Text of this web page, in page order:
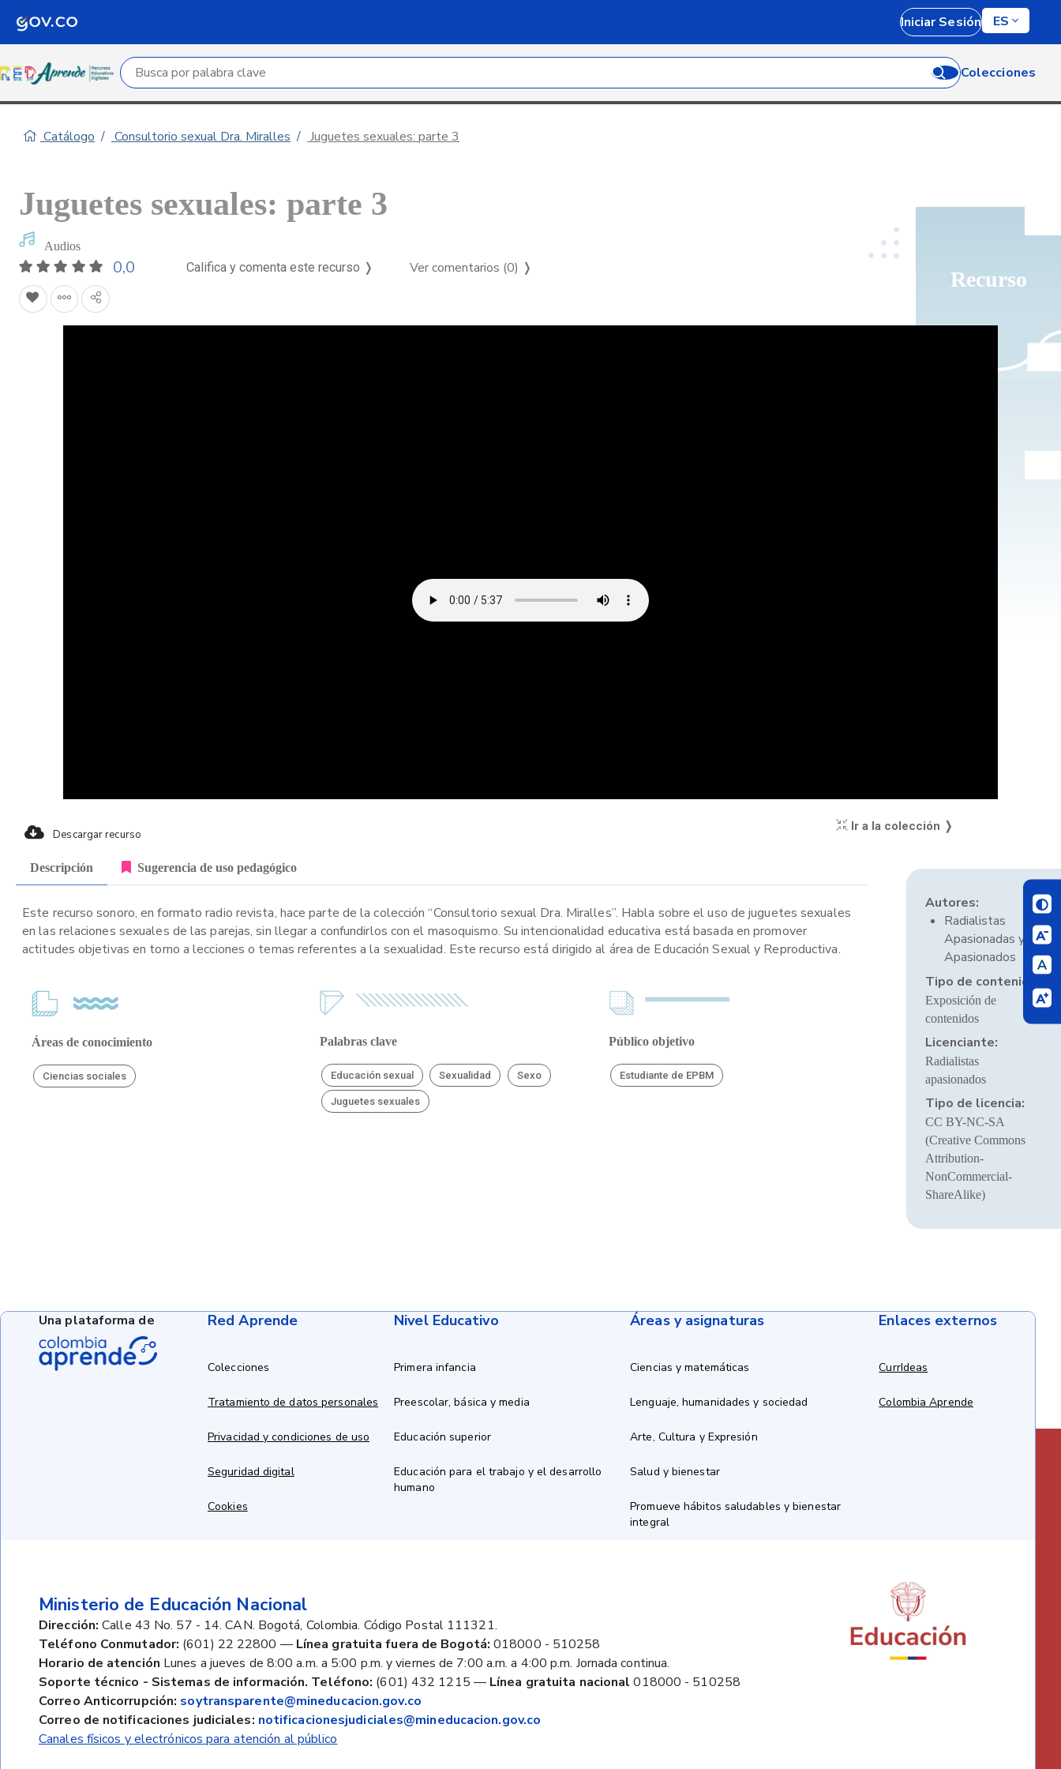
Iniciar Sesión ES
Campo de búsqueda por palabra clave Colecciones
Catálogo Consultorio sexual Dra. Miralles Juguetes sexuales: parte 3
Recurso
Juguetes sexuales: parte 3
Audios
0,0 Califica y comenta este recurso ❭ Ver comentarios (0) ❭
Descargar recurso
Ir a la colección ❭
Descripción Sugerencia de uso pedagógico
Este recurso sonoro, en formato radio revista, hace parte de la colección “Consultorio sexual Dra. Miralles”. Habla sobre el uso de juguetes sexuales
en las relaciones sexuales de las parejas, sin llegar a confundirlos con el masoquismo. Su intencionalidad educativa está basada en promover
actitudes objetivas en torno a lecciones o temas referentes a la sexualidad. Este recurso está dirigido al área de Educación Sexual y Reproductiva.
Áreas de conocimiento
Ciencias sociales
Palabras clave
Educación sexual Sexualidad Sexo
Juguetes sexuales
Público objetivo
Estudiante de EPBM
Autores:
Radialistas
Apasionadas y
Apasionados
Tipo de contenido:
Exposición de
contenidos
Licenciante:
Radialistas
apasionados
Tipo de licencia:
CC BY-NC-SA
(Creative Commons
Attribution-
NonCommercial-
ShareAlike)
Red Aprende
Colecciones
Tratamiento de datos personales
Privacidad y condiciones de uso
Seguridad digital
Cookies
Nivel Educativo
Primera infancia
Preescolar, básica y media
Educación superior
Educación para el trabajo y el desarrollo
humano
Áreas y asignaturas
Ciencias y matemáticas
Lenguaje, humanidades y sociedad
Arte, Cultura y Expresión
Salud y bienestar
Promueve hábitos saludables y bienestar
integral
Enlaces externos
CurrIdeas
Colombia Aprende
Ministerio de Educación Nacional
Dirección: Calle 43 No. 57 - 14. CAN. Bogotá, Colombia. Código Postal 111321.
Teléfono Conmutador: (601) 22 22800 — Línea gratuita fuera de Bogotá: 018000 - 510258
Horario de atención Lunes a jueves de 8:00 a.m. a 5:00 p.m. y viernes de 7:00 a.m. a 4:00 p.m. Jornada continua.
Soporte técnico - Sistemas de información. Teléfono: (601) 432 1215 — Línea gratuita nacional 018000 - 510258
Correo Anticorrupción: soytransparente@mineducacion.gov.co
Correo de notificaciones judiciales: notificacionesjudiciales@mineducacion.gov.co
Canales físicos y electrónicos para atención al público
Una plataforma de